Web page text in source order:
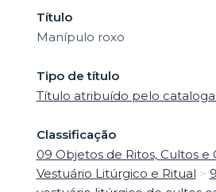
Título
Manípulo roxo
Tipo de título
Título atribuído pelo
Classificação
09 Objetos de Ritos, Cultos e
Vestuário Litúrgico e Ritual >